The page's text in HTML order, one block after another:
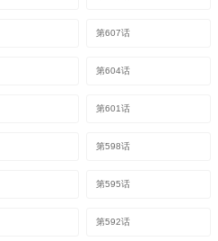
第607话
第604话
第601话
第598话
第595话
第592话